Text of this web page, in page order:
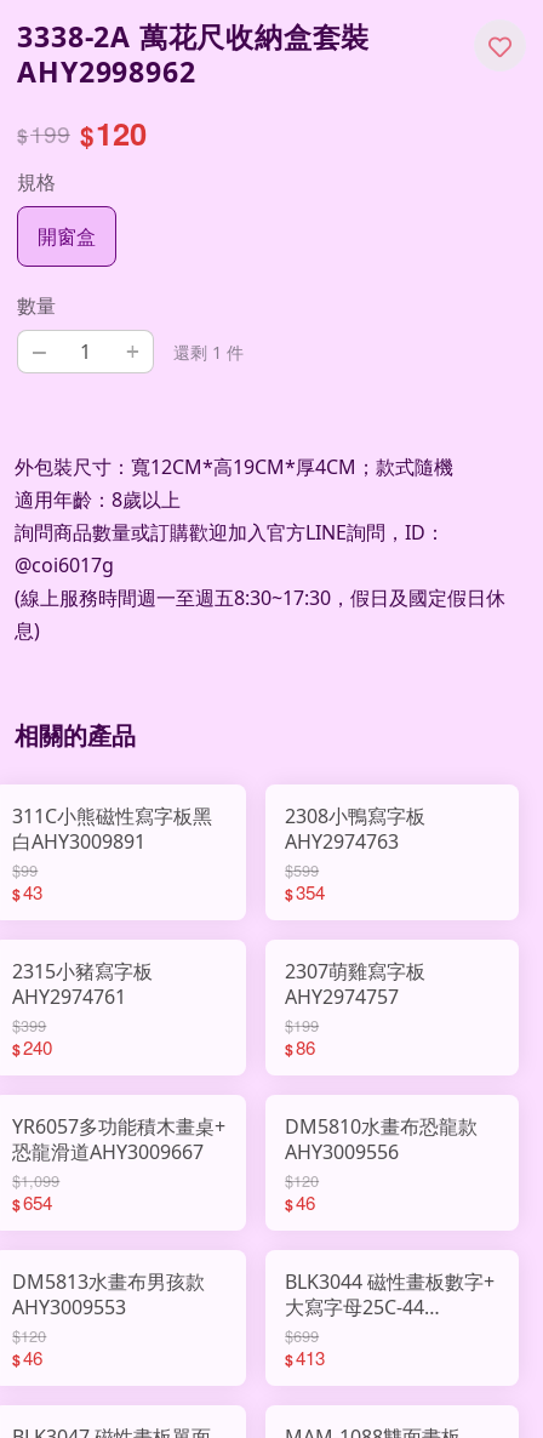
3338-2A 萬花尺收納盒套裝
AHY2998962
$199 $120
規格
開窗盒
數量
– + 還剩 1 件
外包裝尺寸：寬12CM*高19CM*厚4CM；款式隨機
適用年齡：8歲以上
詢問商品數量或訂購歡迎加入官方LINE詢問， ID ：
@coi6017g
(線上服務時間週一至週五8:30~17:30 ，假日及國定假日休
息)
相關的產品
311C小熊磁性寫字板黑
白AHY3009891
$99
$43
2308小鴨寫字板
AHY2974763
$599
$354
2315小豬寫字板
AHY2974761
$399
$240
2307萌雞寫字板
AHY2974757
$199
$86
YR6057多功能積木畫桌+
恐龍滑道AHY3009667
$1,099
$654
DM5810水畫布恐龍款
AHY3009556
$120
$46
DM5813水畫布男孩款
AHY3009553
$120
$46
BLK3044 磁性畫板數字+
大寫字母25C-44
AHY3008228
$699
$413